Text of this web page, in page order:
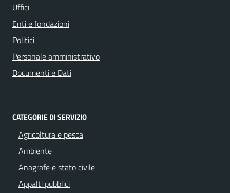
Uffici
Enti e fondazioni
Politici
Personale amministrativo
Documenti e Dati
CATEGORIE DI SERVIZIO
Agricoltura e pesca
Ambiente
Anagrafe e stato civile
Appalti pubblici